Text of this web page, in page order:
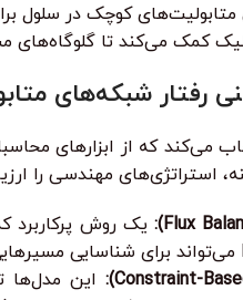
کوچک در سلول
رفتار شبکه‌های
می‌کند که از ابزارهای
استراتژی‌های مهندسی را
این مدل‌ها